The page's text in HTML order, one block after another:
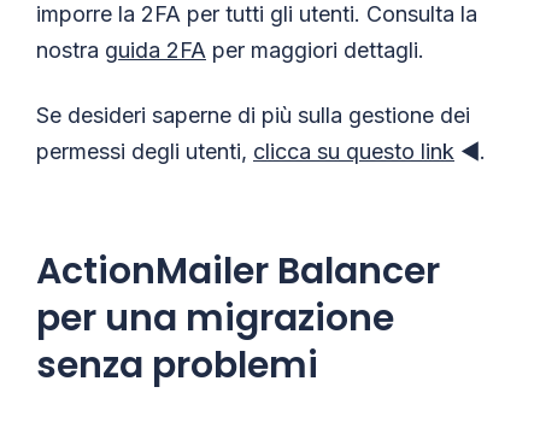
imporre la 2FA per tutti gli utenti. Consulta la
nostra guida 2FA per maggiori dettagli.
Se desideri saperne di più sulla gestione dei
permessi degli utenti, clicca su questo link ◀️.
ActionMailer Balancer
per una migrazione
senza problemi